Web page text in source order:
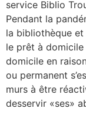
service Biblio
Pendant la
la bibliothèque et
le prêt à
domicile en
ou permanent
murs à être
desservir «ses»